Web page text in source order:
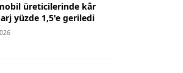
üreticilerinde kâr
yüzde 1,5'e geriledi